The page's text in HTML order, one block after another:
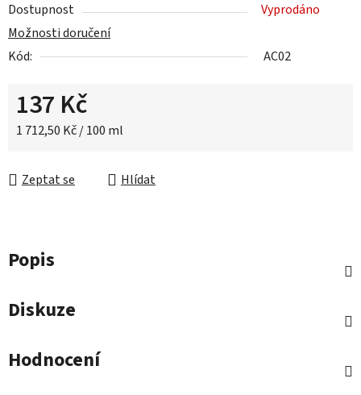
Dostupnost
Vyprodáno
Možnosti doručení
Kód:
AC02
137 Kč
Měrná cena:
1 712,50 Kč / 100 ml
Zeptat se Hlídat
Popis
Diskuze
Hodnocení